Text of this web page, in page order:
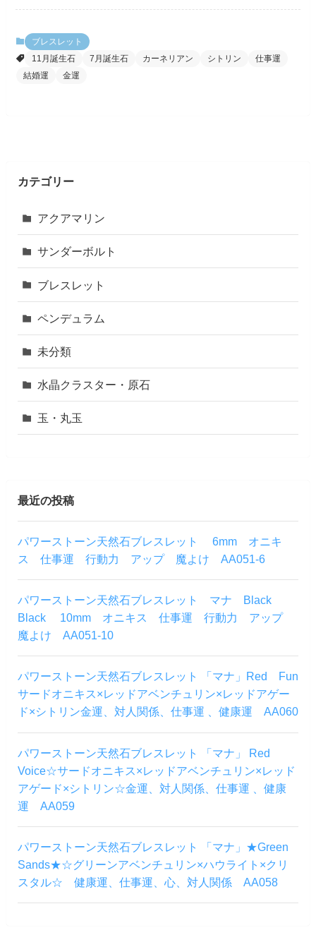
ブレスレット
11月誕生石
7月誕生石 カーネリアン シトリン
仕事運
結婚運
金運
カテゴリー
アクアマリン
サンダーボルト
ブレスレット
ペンデュラム
未分類
水晶クラスター・原石
玉・丸玉
最近の投稿
パワーストーン天然石ブレスレット 6mm オニキ
ス 仕事運 行動力 アップ 魔よけ AA051-6
パワーストーン天然石ブレスレット マナ Black
Black 10mm オニキス 仕事運 行動力 アップ
魔よけ AA051-10
パワーストーン天然石ブレスレット 「マナ」Red Fun
サードオニキス×レッドアベンチュリン×レッドアゲー
ド×シトリン金運、対人関係、仕事運 、健康運 AA060
パワーストーン天然石ブレスレット 「マナ」 Red
Voice☆サードオニキス×レッドアベンチュリン×レッド
アゲード×シトリン☆金運、対人関係、仕事運 、健康
運 AA059
パワーストーン天然石ブレスレット 「マナ」★Green
Sands★☆グリーンアベンチュリン×ハウライト×クリ
スタル☆ 健康運、仕事運、心、対人関係 AA058